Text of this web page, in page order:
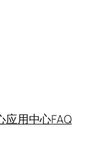
应用中心FAQ